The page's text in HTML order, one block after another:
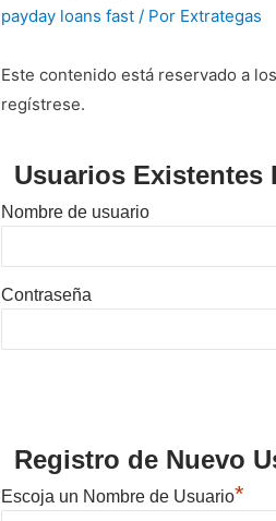
payday loans fast / Por Extrategas
Este contenido está reservado a
regístrese.
Usuarios Existentes
Nombre de usuario
Contraseña
Registro de Nuevo
Escoja un Nombre de Usuario*